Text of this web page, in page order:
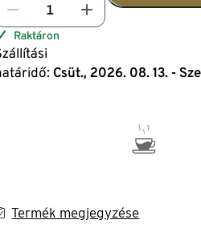
Raktáron
Csüt., 2026. 08. 13. -
Termék megjegyzése